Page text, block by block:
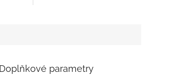
Doplňkové parametry